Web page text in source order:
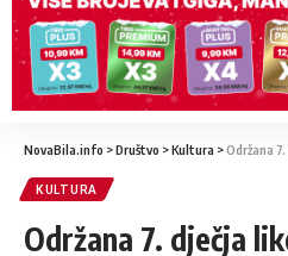
NovaBila.info >Društvo >Kultura >Održana
KULTURA
Održana 7. dječja